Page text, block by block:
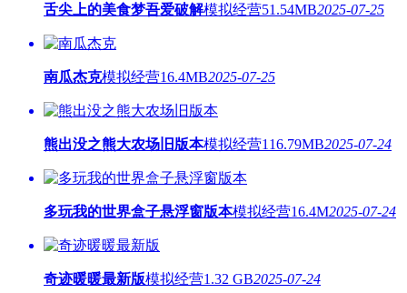
舌尖上的美食梦吾爱破解模拟经营51.54MB2025-07-25
南瓜杰克模拟经营16.4MB2025-07-25
熊出没之熊大农场旧版本模拟经营116.79MB2025-07-24
多玩我的世界盒子悬浮窗版本模拟经营16.4M2025-07-24
奇迹暖暖最新版模拟经营1.32 GB2025-07-24